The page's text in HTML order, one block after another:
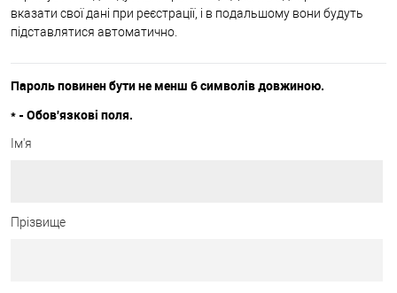
вказати свої дані при реєстрації, і в подальшому вони будуть
підставлятися автоматично.
Пароль повинен бути не менш 6 символів довжиною.
* - Обов'язкові поля.
Ім'я
Прізвище